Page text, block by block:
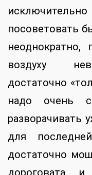
посоветовать
воздуху
достаточно
надо очень
разворачивать
для
достаточно